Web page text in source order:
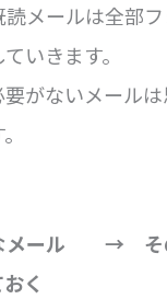
メールは全部
いきます。
がないメール
メール → そ
く